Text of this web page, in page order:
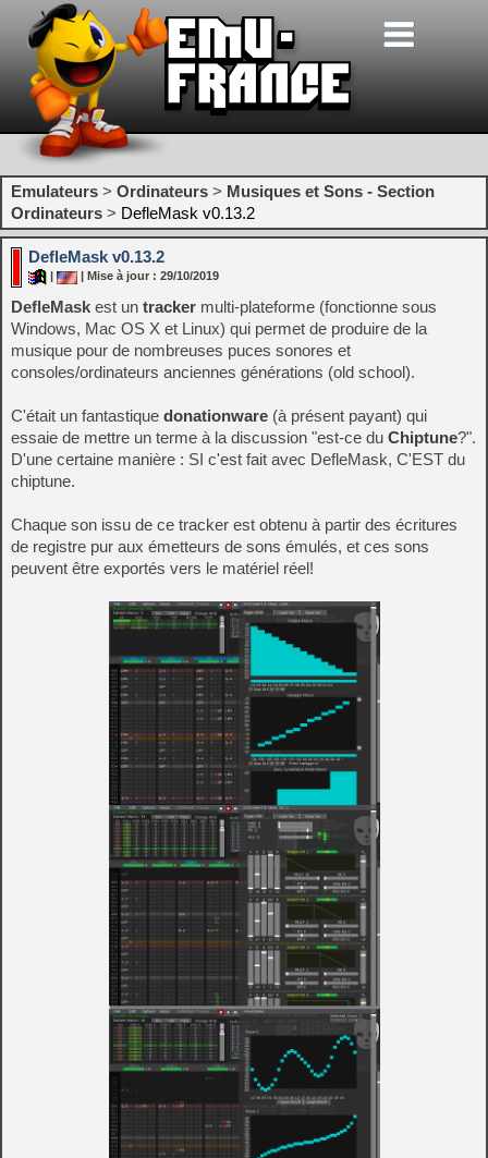
Emulateurs > Ordinateurs > Musiques et Sons - Section
Ordinateurs > DefleMask v0.13.2
DefleMask v0.13.2
| Mise à jour : 29/10/2019
DefleMask est un tracker multi-plateforme (fonctionne sous
Windows, Mac OS X et Linux) qui permet de produire de la
musique pour de nombreuses puces sonores et
consoles/ordinateurs anciennes générations (old school).
C'était un fantastique donationware (à présent payant) qui
essaie de mettre un terme à la discussion "est-ce du Chiptune?".
D'une certaine manière : SI c'est fait avec DefleMask, C'EST du
chiptune.
Chaque son issu de ce tracker est obtenu à partir des écritures
de registre pur aux émetteurs de sons émulés, et ces sons
peuvent être exportés vers le matériel réel!